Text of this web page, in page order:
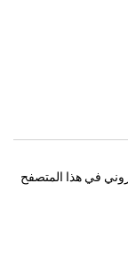
في هذا المتصفح